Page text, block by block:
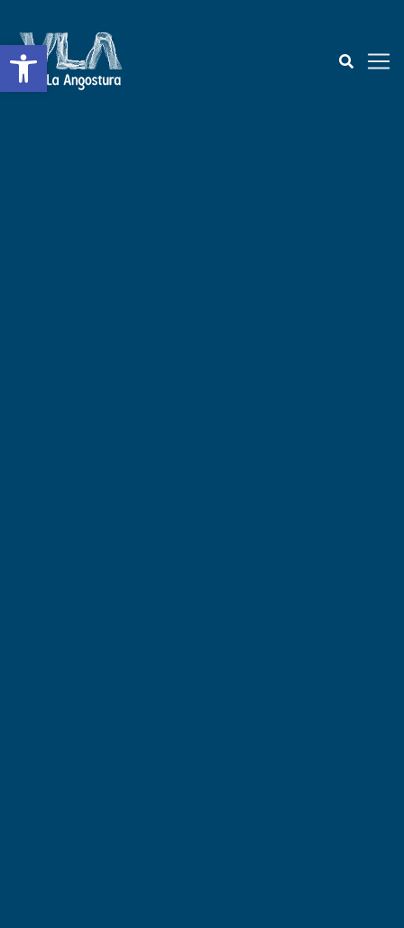
Abrir a barra de ferramentas